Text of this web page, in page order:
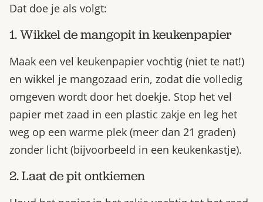
Dat doe je als volgt:
1. Wikkel de mangopit in keukenpapier
Maak een vel keukenpapier vochtig (niet te nat!)
en wikkel je mangozaad erin, zodat die volledig
omgeven wordt door het doekje. Stop het vel
papier met zaad in een plastic zakje en leg het
weg op een warme plek (meer dan 21 graden)
zonder licht (bijvoorbeeld in een keukenkastje).
2. Laat de pit ontkiemen